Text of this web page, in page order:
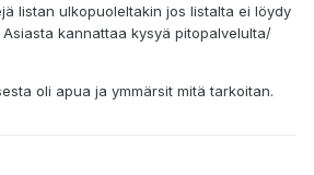
listan ulkopuoleltakin jos listalta ei löydy
kannattaa kysyä pitopalvelulta/
oli apua ja ymmärsit mitä tarkoitan.